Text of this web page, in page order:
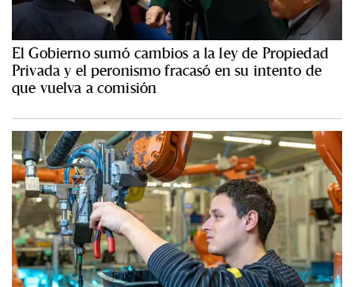
El Gobierno sumó cambios a la ley de Propiedad
Privada y el peronismo fracasó en su intento de
que vuelva a comisión